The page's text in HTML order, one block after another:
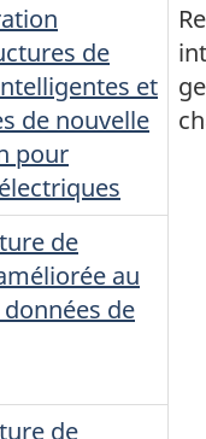
de
et
de nouvelle
pour
de
au
de
de